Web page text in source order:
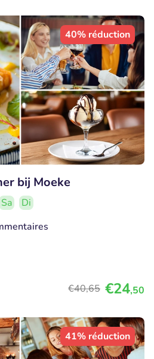
40% réduction
bij Moeke
Sa
Di
€40,65 €24,50
41% réduction